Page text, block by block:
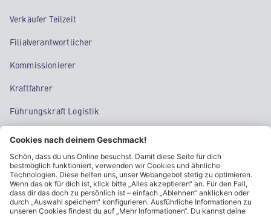
Verkäufer Teilzeit
Filialverantwortlicher
Kommissionierer
Kraftfahrer
Führungskraft Logistik
Regional Sales Manager
Supply Chain Management
Tech & IT
Einkauf